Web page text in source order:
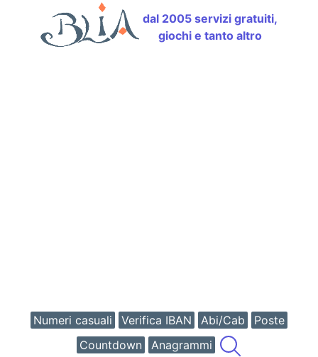
dal 2005 servizi gratuiti,
giochi e tanto altro
Numeri casuali Verifica IBAN Abi/Cab
Poste
Countdown
Anagrammi